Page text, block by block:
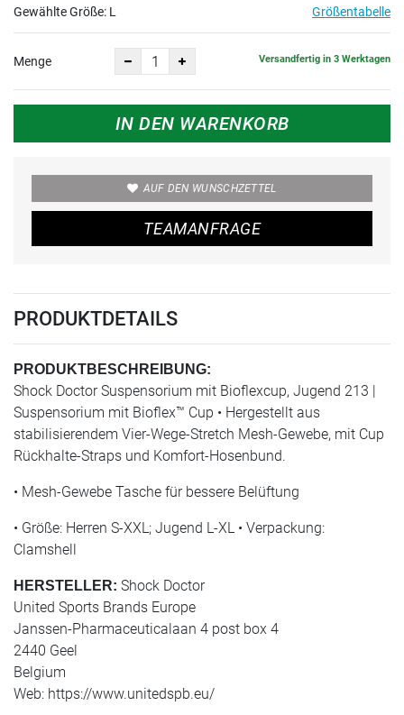
Gewählte Größe: L Größentabelle
Menge Versandfertig in 3 Werktagen
IN DEN WARENKORB
AUF DEN WUNSCHZETTEL
TEAMANFRAGE
PRODUKTDETAILS
PRODUKTBESCHREIBUNG:
Shock Doctor Suspensorium mit Bioflexcup, Jugend 213 |
Suspensorium mit Bioflex™ Cup • Hergestellt aus
stabilisierendem Vier-Wege-Stretch Mesh-Gewebe, mit Cup
Rückhalte-Straps und Komfort-Hosenbund.
• Mesh-Gewebe Tasche für bessere Belüftung
• Größe: Herren S-XXL; Jugend L-XL • Verpackung:
Clamshell
HERSTELLER: Shock Doctor
United Sports Brands Europe
Janssen-Pharmaceuticalaan 4 post box 4
2440 Geel
Belgium
Web: https://www.unitedspb.eu/